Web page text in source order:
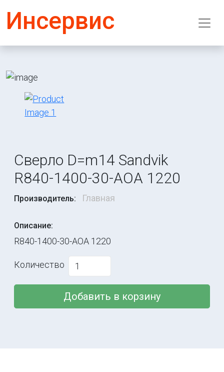
Инсервис
Сверло D=m14 Sandvik
R840-1400-30-AOA 1220
Производитель: Главная
Описание:
R840-1400-30-AOA 1220
Количество
Добавить в корзину